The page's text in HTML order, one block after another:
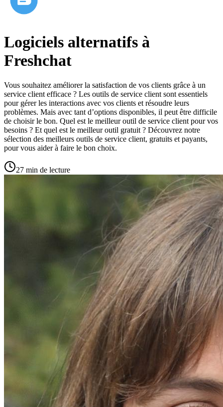
Logiciels alternatifs à
Freshchat
Vous souhaitez améliorer la satisfaction de vos clients grâce à un
service client efficace ? Les outils de service client sont essentiels
pour gérer les interactions avec vos clients et résoudre leurs
problèmes. Mais avec tant d’options disponibles, il peut être difficile
de choisir le bon. Quel est le meilleur outil de service client pour vos
besoins ? Et quel est le meilleur outil gratuit ? Découvrez notre
sélection des meilleurs outils de service client, gratuits et payants,
pour vous aider à faire le bon choix.
27 min de lecture